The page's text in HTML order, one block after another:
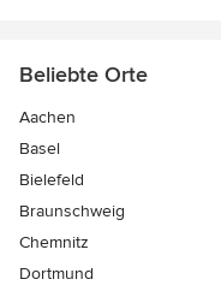
Beliebte Orte
Aachen
Basel
Bielefeld
Braunschweig
Chemnitz
Dortmund